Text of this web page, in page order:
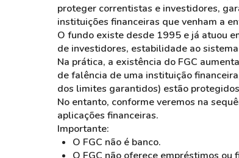
proteger correntistas e investidores,
instituições financeiras que venham a
O fundo existe desde 1995 e já atuou
de investidores, estabilidade ao
Na prática, a existência do FGC
de falência de uma instituição
dos limites garantidos) estão
No entanto, conforme veremos na
aplicações financeiras.
Importante:
O FGC não é banco.